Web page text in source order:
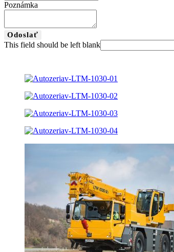
Poznámka
Odoslať
This field should be left blank